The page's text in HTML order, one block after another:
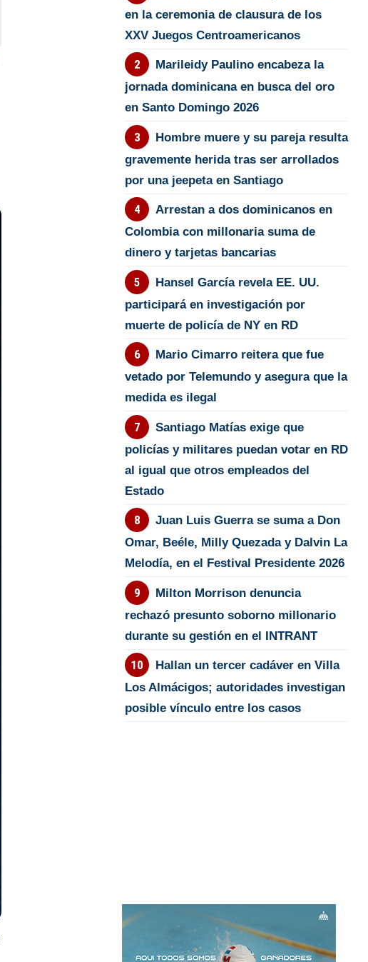
en la ceremonia de clausura de los
XXV Juegos Centroamericanos
Marileidy Paulino encabeza la
jornada dominicana en busca del oro
en Santo Domingo 2026
Hombre muere y su pareja resulta
gravemente herida tras ser arrollados
por una jeepeta en Santiago
Arrestan a dos dominicanos en
Colombia con millonaria suma de
dinero y tarjetas bancarias
Hansel García revela EE. UU.
participará en investigación por
muerte de policía de NY en RD
Mario Cimarro reitera que fue
vetado por Telemundo y asegura que la
medida es ilegal
Santiago Matías exige que
policías y militares puedan votar en RD
al igual que otros empleados del
Estado
Juan Luis Guerra se suma a Don
Omar, Beéle, Milly Quezada y Dalvin La
Melodía, en el Festival Presidente 2026
Milton Morrison denuncia
rechazó presunto soborno millonario
durante su gestión en el INTRANT
Hallan un tercer cadáver en Villa
Los Almácigos; autoridades investigan
posible vínculo entre los casos